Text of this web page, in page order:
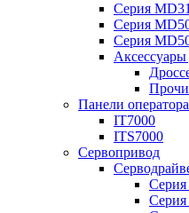
Серия
Серия
Серия
Панели оператора
IT7000
ITS7000
Сервопривод